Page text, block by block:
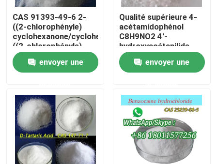
Contrôle de la qualité
Demandez un devis
Matières premières chimiques quotidiennes
Matière première de produits chimiques inorganiques
intermédiaires chimiques fines
Intermédiaires agrochimiques
CAS 91393-49-6 2-
((2-chlorophényle)
cyclohexanone/cyclohexanone,2-
((2-chlorophényle)
envoyer une
Qualité supérieure 4-
acétamidophénol
C8H9NO2 4'-
hydroxyacétanilide
CAS 103-90-2
envoyer une